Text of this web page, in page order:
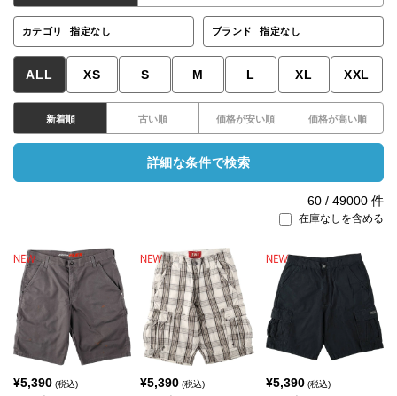
カテゴリ 指定なし ブランド 指定なし
ALL XS S M L XL XXL
新着順 古い順 価格が安い順 価格が高い順
詳細な条件で検索
60 / 49000 件
在庫なしを含める
¥5,390 (税込) ¥5,390(税込) ¥5,390 (税込)